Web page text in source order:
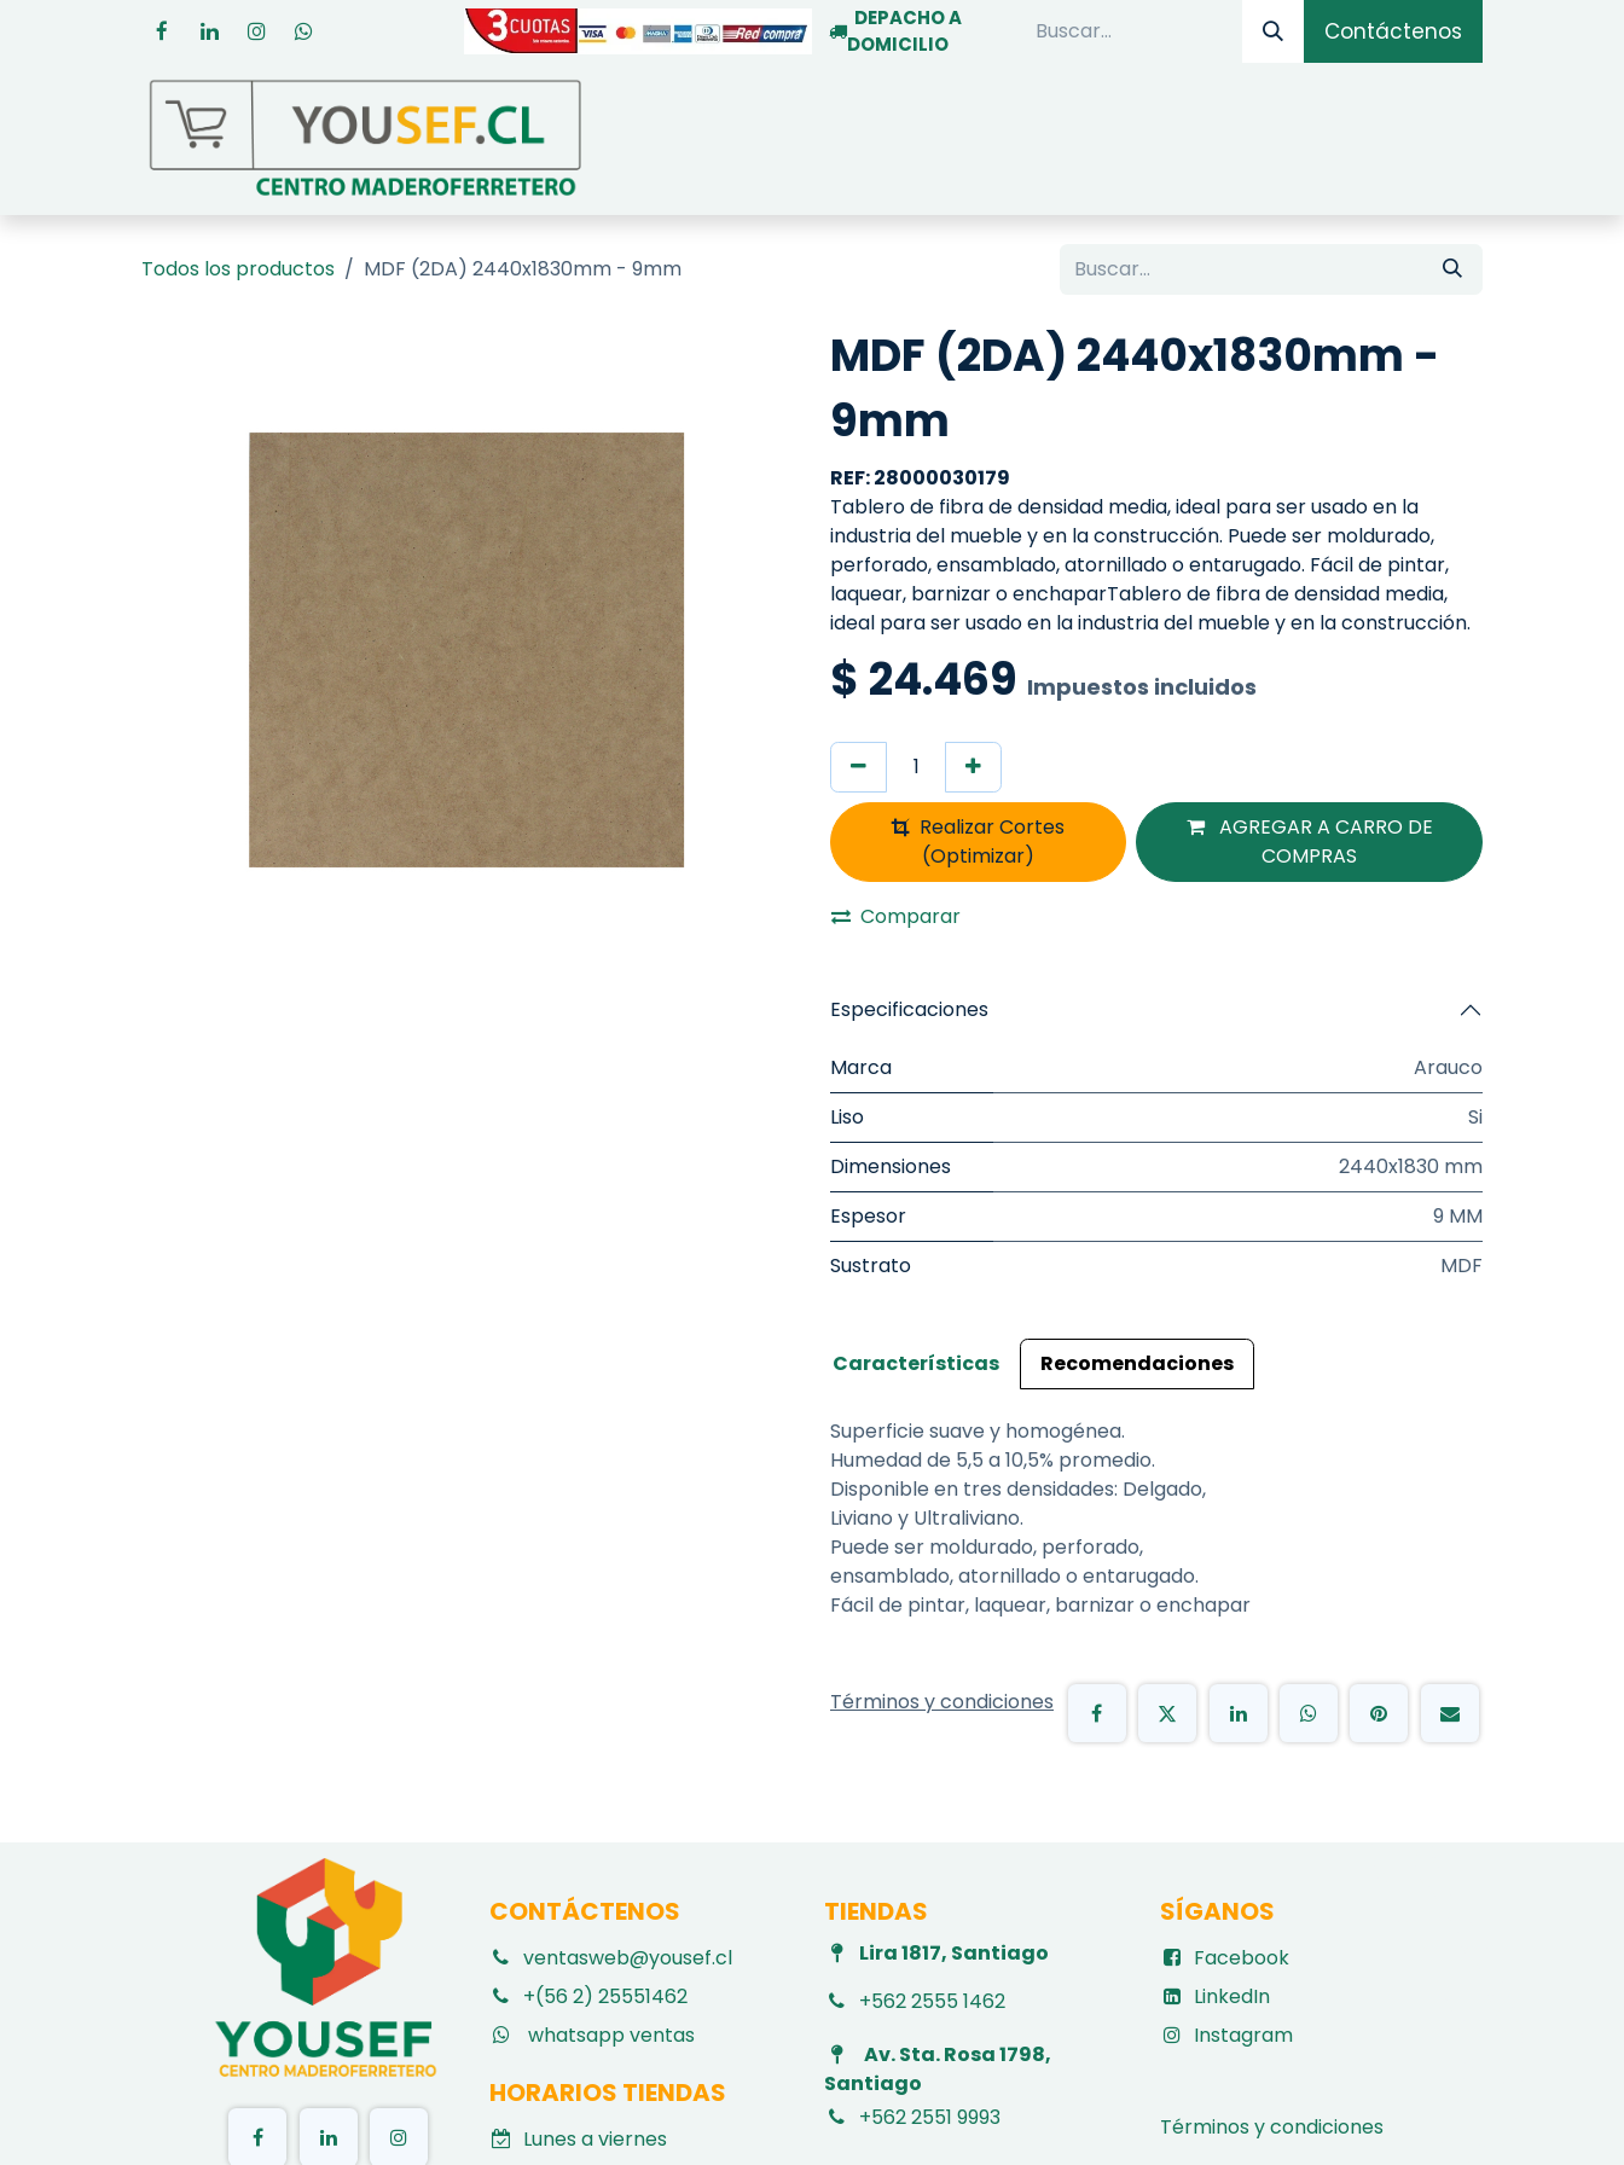
DEPACHO A
DOMICILIO
Contáctenos
Todos los productos MDF (2DA) 2440x1830mm - 9mm
MDF (2DA) 2440x1830mm -
9mm
REF: 28000030179
Tablero de fibra de densidad media, ideal para ser usado en la
industria del mueble y en la construcción. Puede ser moldurado,
perforado, ensamblado, atornillado o entarugado. Fácil de pintar,
laquear, barnizar o enchaparTablero de fibra de densidad media,
ideal para ser usado en la industria del mueble y en la construcción.
$ 24.469 Impuestos incluidos
Realizar Cortes
(Optimizar)
AGREGAR A CARRO DE
COMPRAS
Comparar
Especificaciones
Marca
Arauco
Liso
Si
Dimensiones
2440x1830 mm
Espesor
9 MM
Sustrato
MDF
Características Recomendaciones
Superficie suave y homogénea.
Humedad de 5,5 a 10,5% promedio.
Disponible en tres densidades: Delgado,
Liviano y Ultraliviano.
Puede ser moldurado, perforado,
ensamblado, atornillado o entarugado.
Fácil de pintar, laquear, barnizar o enchapar
Términos y condiciones
CONTÁCTENOS
ventasweb@yousef.cl
+(56 2) 25551462
whatsapp ventas
HORARIOS TIENDAS
Lunes a viernes
TIENDAS
Lira 1817, Santiago
+562 2555 1462
Av. Sta. Rosa 1798,
Santiago
+562 2551 9993
SÍGANOS
Facebook
LinkedIn
Instagram
Términos y condiciones